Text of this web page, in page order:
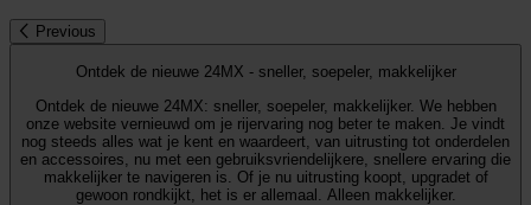
Previous
Ontdek de nieuwe 24MX - sneller, soepeler, makkelijker
Ontdek de nieuwe 24MX: sneller, soepeler, makkelijker. We hebben
onze website vernieuwd om je rijervaring nog beter te maken. Je vindt
nog steeds alles wat je kent en waardeert, van uitrusting tot onderdelen
en accessoires, nu met een gebruiksvriendelijkere, snellere ervaring die
makkelijker te navigeren is. Of je nu uitrusting koopt, upgradet of
gewoon rondkijkt, het is er allemaal. Alleen makkelijker.